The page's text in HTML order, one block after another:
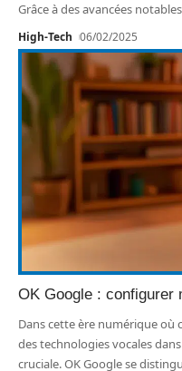
Grâce à des avancées notables
High-Tech 06/02/2025
OK Google : configurer
Dans cette ère numérique
des technologies vocales
cruciale. OK Google se